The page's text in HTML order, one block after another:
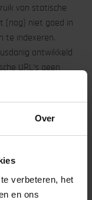
Over
verbeteren, het
en ons
van statische
(nog) niet goed in
te indexeren.
ontwikkeld
URL’s geen
over dit